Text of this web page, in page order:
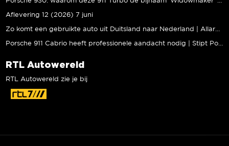
Aflevering 12 (2026) 7 juni
RTL Autowereld
RTL Autowereld zie je bij